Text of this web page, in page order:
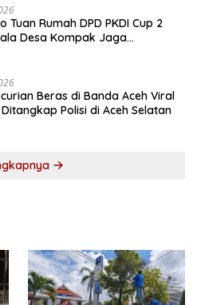
Tuan Rumah DPD PKDI Cup 2
Desa Kompak Jaga
Beras di Banda Aceh Viral
Polisi di Aceh Selatan